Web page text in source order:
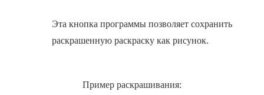
Эта кнопка программы позволяет сохранить
раскрашенную раскраску как рисунок.
Пример раскрашивания: